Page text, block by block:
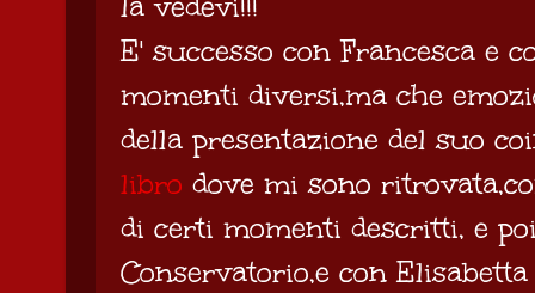
E' successo con Francesca e
momenti diversi,ma che
della presentazione del suo
libro dove mi sono
di certi momenti descritti, e
Conservatorio,e con